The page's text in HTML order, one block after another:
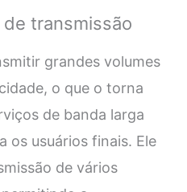
de transmissão
grandes volumes
o que o torna
de banda larga
os usuários finais. Ele
de vários